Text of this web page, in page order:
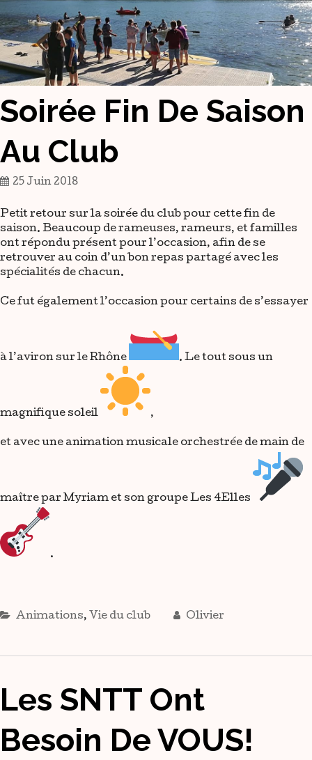
Soirée Fin De Saison
Au Club
25 Juin 2018
Petit retour sur la soirée du club pour cette fin de
saison. Beaucoup de rameuses, rameurs, et familles
ont répondu présent pour l’occasion, afin de se
retrouver au coin d’un bon repas partagé avec les
spécialités de chacun.
Ce fut également l’occasion pour certains de s’essayer
à l’aviron sur le Rhône . Le tout sous un
magnifique soleil ,
et avec une animation musicale orchestrée de main de
maître par Myriam et son groupe Les 4Elles
.
Animations, Vie du club Olivier
Les SNTT Ont
Besoin De VOUS!